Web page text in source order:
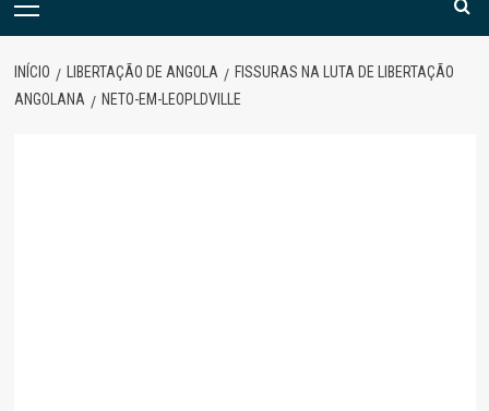
Menu
INÍCIO LIBERTAÇÃO DE ANGOLA
FISSURAS NA LUTA DE LIBERTAÇÃO
ANGOLANA
NETO-EM-LEOPLDVILLE